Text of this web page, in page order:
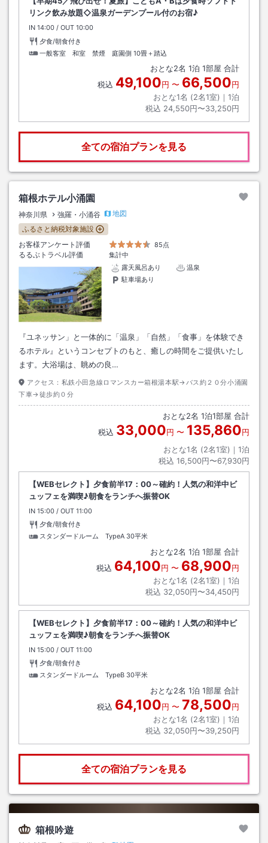
リンク飲み放題◇温泉ガーデンプール付のお宿♪
IN チェックイン
14:00 / OUT チェックアウト
10:00
夕食/朝食付き
一般客室 和室 禁煙 庭園側 10畳＋踏込
おとな2名 1泊 1部屋 合計
税込 49,100円 〜 66,500円
おとな1名 (2名1室)｜ 1泊
税込 24,550円〜33,250円
全ての宿泊プランを見る
箱根ホテル小涌園
神奈川県 強羅・小涌谷
地図
ふるさと納税対象施設
お客様アンケート評価
85点
るるぶトラベル評価
集計中
露天風呂あり
温泉
駐車場あり
『ユネッサン」と一体的に「温泉」「自然」「食事」を体験でき
るホテル』というコンセプトのもと、癒しの時間をご提供いたし
ます。大浴場は、眺めの良…
アクセス： 私鉄小田急線ロマンスカー箱根湯本駅→バス約２０分小涌園
下車→徒歩約０分
おとな2名 1泊1部屋 合計
税込 33,000円 〜 135,860円
おとな1名 (2名1室)｜ 1泊
税込 16,500円〜67,930円
【WEBセレクト】夕食前半17：00～確約！人気の和洋中ビ
ュッフェを満喫♪朝食をランチへ振替OK
IN チェックイン
15:00 / OUT チェックアウト
11:00
夕食/朝食付き
スタンダードルーム TypeA 30平米
おとな2名 1泊 1部屋 合計
税込 64,100円 〜 68,900円
おとな1名 (2名1室)｜ 1泊
税込 32,050円〜34,450円
【WEBセレクト】夕食前半17：00～確約！人気の和洋中ビ
ュッフェを満喫♪朝食をランチへ振替OK
IN チェックイン
15:00 / OUT チェックアウト
11:00
夕食/朝食付き
スタンダードルーム TypeB 30平米
おとな2名 1泊 1部屋 合計
税込 64,100円 〜 78,500円
おとな1名 (2名1室)｜ 1泊
税込 32,050円〜39,250円
全ての宿泊プランを見る
箱根吟遊